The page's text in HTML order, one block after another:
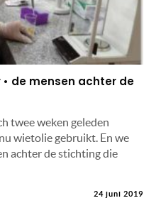
• de mensen achter de
twee weken geleden
wietolie gebruikt. En we
achter de stichting die
24 juni 2019